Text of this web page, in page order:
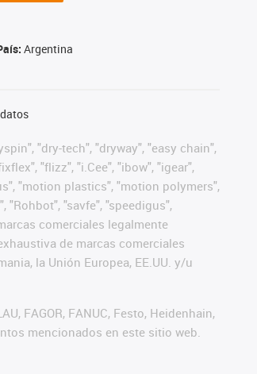
Argentina
"dry-tech", "dryway", "easy chain",
"flizz", "i.Cee", "ibow", "igear",
"motion plastics", "motion polymers",
"Rohbot", "savfe", "speedigus",
comerciales legalmente
de marcas comerciales
la Unión Europea, EE.UU. y/u
FAGOR, FANUC, Festo, Heidenhain,
mencionados en este sitio web.